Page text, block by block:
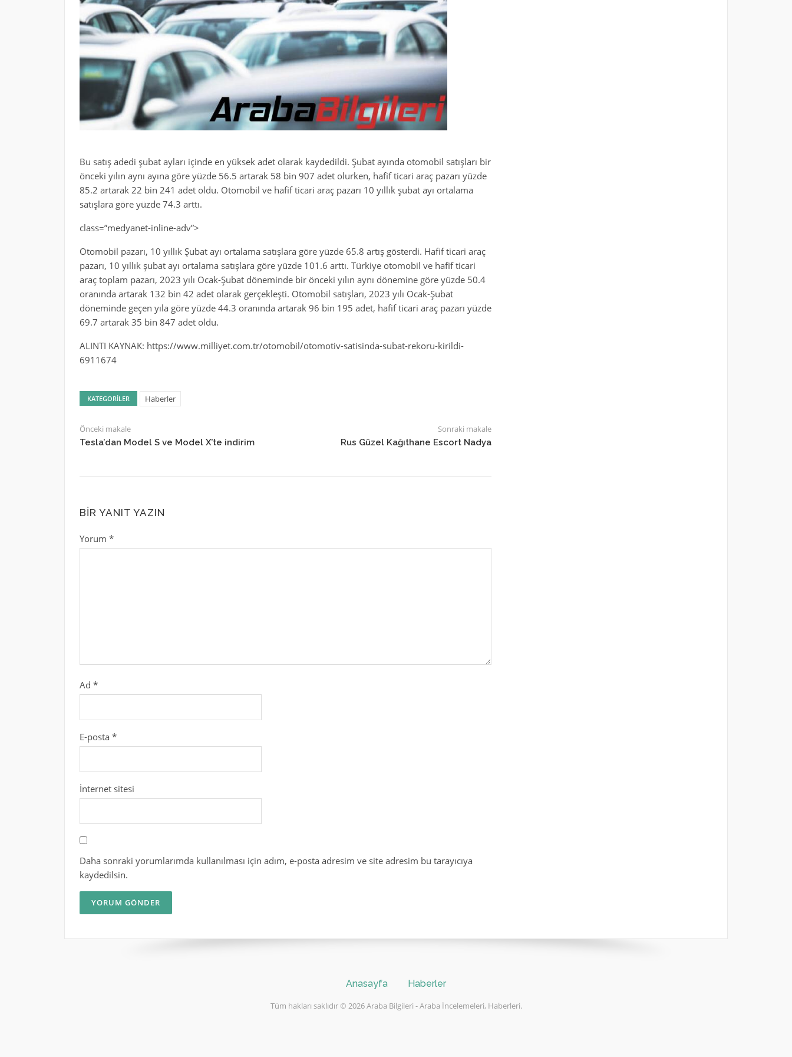
Bu satış adedi şubat ayları içinde en yüksek adet olarak kaydedildi. Şubat ayında otomobil satışları bir
önceki yılın aynı ayına göre yüzde 56.5 artarak 58 bin 907 adet olurken, hafif ticari araç pazarı yüzde
85.2 artarak 22 bin 241 adet oldu. Otomobil ve hafif ticari araç pazarı 10 yıllık şubat ayı ortalama
satışlara göre yüzde 74.3 arttı.
class=”medyanet-inline-adv”>
Otomobil pazarı, 10 yıllık Şubat ayı ortalama satışlara göre yüzde 65.8 artış gösterdi. Hafif ticari araç
pazarı, 10 yıllık şubat ayı ortalama satışlara göre yüzde 101.6 arttı. Türkiye otomobil ve hafif ticari
araç toplam pazarı, 2023 yılı Ocak-Şubat döneminde bir önceki yılın aynı dönemine göre yüzde 50.4
oranında artarak 132 bin 42 adet olarak gerçekleşti. Otomobil satışları, 2023 yılı Ocak-Şubat
döneminde geçen yıla göre yüzde 44.3 oranında artarak 96 bin 195 adet, hafif ticari araç pazarı yüzde
69.7 artarak 35 bin 847 adet oldu.
ALINTI KAYNAK: https://www.milliyet.com.tr/otomobil/otomotiv-satisinda-subat-rekoru-kirildi-
6911674
KATEGORILER Haberler
Önceki makale
Tesla’dan Model S ve Model X’te indirim
Sonraki makale
Rus Güzel Kağıthane Escort Nadya
BIR YANIT YAZIN
Yorum *
Ad *
E-posta *
İnternet sitesi
Daha sonraki yorumlarımda kullanılması için adım, e-posta adresim ve site adresim bu tarayıcıya
kaydedilsin.
Anasayfa Haberler
Tüm hakları saklıdır © 2026 Araba Bilgileri - Araba İncelemeleri, Haberleri.